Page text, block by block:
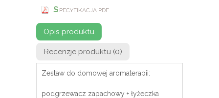
S PECYFIKACJA PDF
Opis produktu
Recenzje produktu (0)
Zestaw do domowej aromaterapii:
podgrzewacz zapachowy + łyżeczka